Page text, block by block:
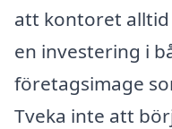
att kontoret alltid
en investering i
företagsimage
Tveka inte att